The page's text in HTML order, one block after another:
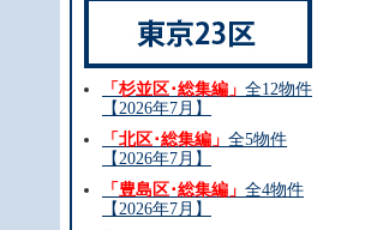
「杉並区･総集編」 全12物件
【2026年7月】
「北区･総集編」 全5物件
【2026年7月】
「豊島区･総集編」 全4物件
【2026年7月】